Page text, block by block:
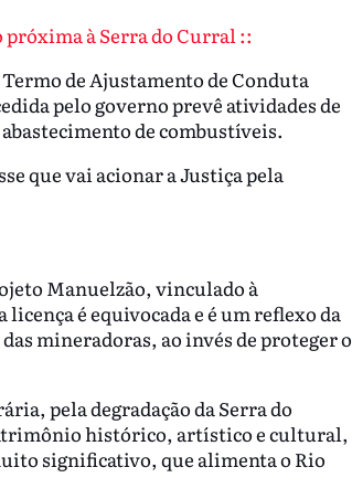
à Serra do Curral ::
de Ajustamento de Conduta
pelo governo prevê atividades de
de combustíveis.
que vai acionar a Justiça pela
Manuelzão, vinculado à
é equivocada e é um reflexo da
mineradoras, ao invés de proteger o
pela degradação da Serra do
histórico, artístico e cultural,
significativo, que alimenta o Rio